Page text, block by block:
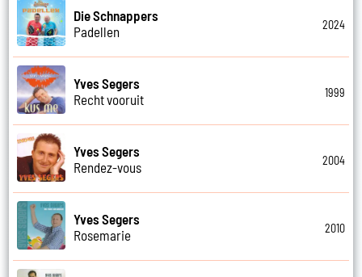
Die Schnappers
Padellen
2024
Yves Segers
Recht vooruit
1999
Yves Segers
Rendez-vous
2004
Yves Segers
Rosemarie
2010